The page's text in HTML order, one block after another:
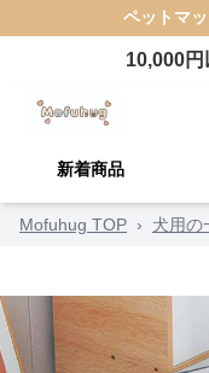
ペットマッ
10,000円
新着商品
Mofuhug TOP › 犬用の